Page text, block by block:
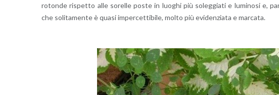
ro­ton­de ri­spet­to alle so­rel­le poste in luo­ghi più so­leg­gia­ti e lu­mi­no­si e,
che so­li­ta­men­te è quasi im­per­cet­ti­bi­le, molto più evi­den­zia­ta e mar­ca­ta.